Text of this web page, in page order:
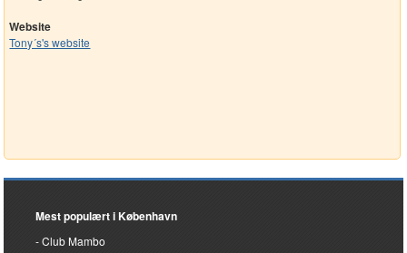
Website
Tony´s's website
Mest populært i København
Club Mambo